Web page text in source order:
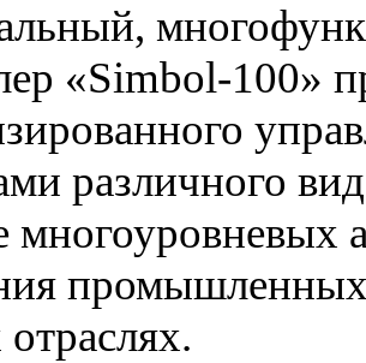
«Simbol-100»
различного
многоуровневых